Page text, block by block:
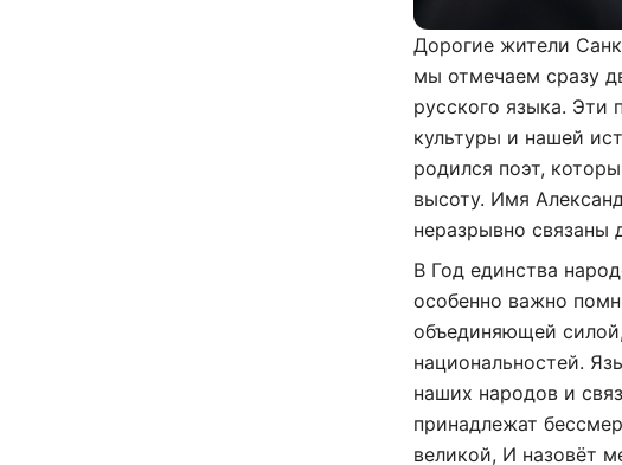
Дорогие жители
мы отмечаем сразу
русского языка. Эти
культуры и нашей
родился поэт,
высоту. Имя
неразрывно связаны
В Год единства
особенно важно
объединяющей
национальностей.
наших народов и
принадлежат
великой, И назовёт